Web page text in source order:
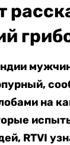
на
RTVI